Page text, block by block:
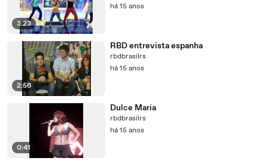
3:23
há 15 anos
2:56
RBD entrevista espanha
rbdbrasilrs
há 15 anos
0:41
Dulce Maria
rbdbrasilrs
há 15 anos